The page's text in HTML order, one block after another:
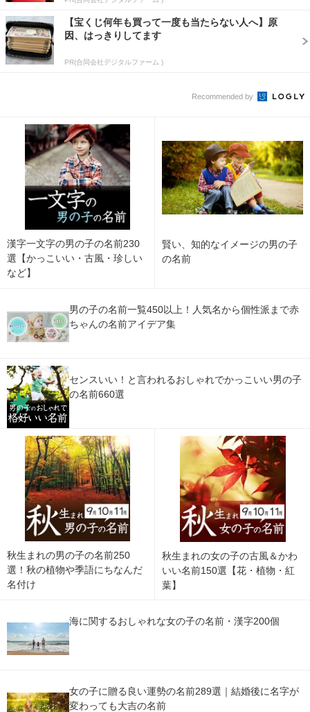
【宝くじ何年も買って一度も当たらない人へ】原
因、はっきりしてます
PR(合同会社デジタルファーム )
Recommended by
漢字一文字の男の子の名前230
選【かっこいい・古風・珍しい
など】
賢い、知的なイメージの男の子
の名前
男の子の名前一覧450以上！人気名から個性派まで赤
ちゃんの名前アイデア集
センスいい！と言われるおしゃれでかっこいい男の子
の名前660選
秋生まれの男の子の名前250
選！秋の植物や季語にちなんだ
名付け
秋生まれの女の子の古風＆かわ
いい名前150選【花・植物・紅
葉】
海に関するおしゃれな女の子の名前・漢字200個
女の子に贈る良い運勢の名前289選｜結婚後に名字が
変わっても大吉の名前